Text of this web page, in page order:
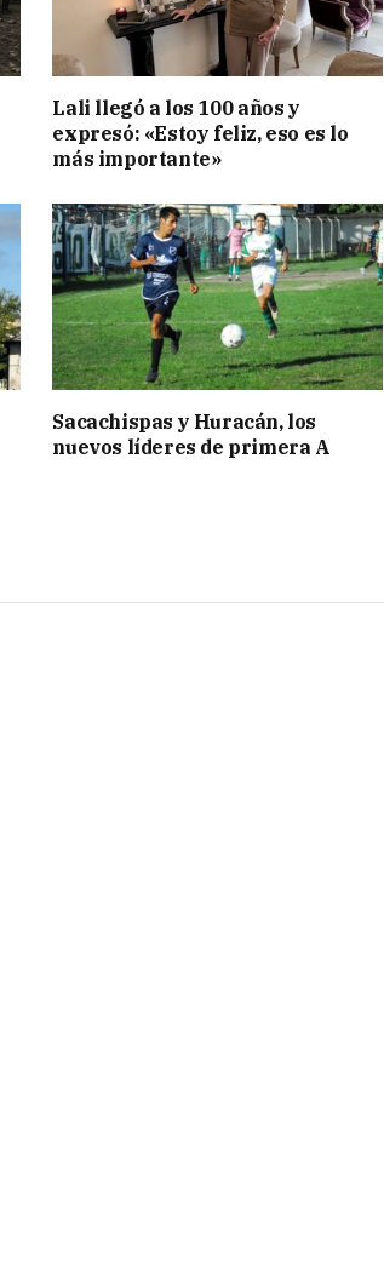
Lali llegó a los 100 años y
expresó: «Estoy feliz, eso es lo
más importante»
Sacachispas y Huracán, los
nuevos líderes de primera A